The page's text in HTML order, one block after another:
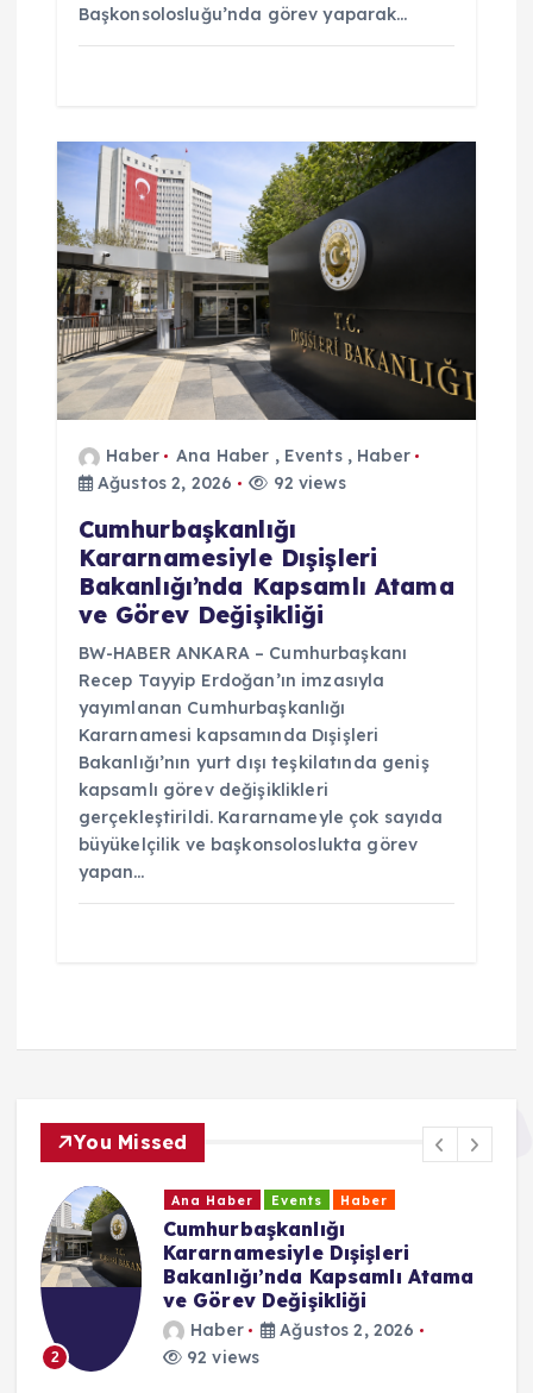
Başkonsolosluğu’nda görev yaparak…
Haber Ana Haber , Events, Haber
Ağustos 2, 2026
92 views
Cumhurbaşkanlığı
Kararnamesiyle Dışişleri
Bakanlığı’nda Kapsamlı Atama
ve Görev Değişikliği
BW-HABER ANKARA – Cumhurbaşkanı
Recep Tayyip Erdoğan’ın imzasıyla
yayımlanan Cumhurbaşkanlığı
Kararnamesi kapsamında Dışişleri
Bakanlığı’nın yurt dışı teşkilatında geniş
kapsamlı görev değişiklikleri
gerçekleştirildi. Kararnameyle çok sayıda
büyükelçilik ve başkonsoloslukta görev
yapan…
You Missed
2
Ana Haber Events Haber
Cumhurbaşkanlığı
Kararnamesiyle Dışişleri
Bakanlığı’nda Kapsamlı Atama
ve Görev Değişikliği
Haber
Ağustos 2, 2026
92 views